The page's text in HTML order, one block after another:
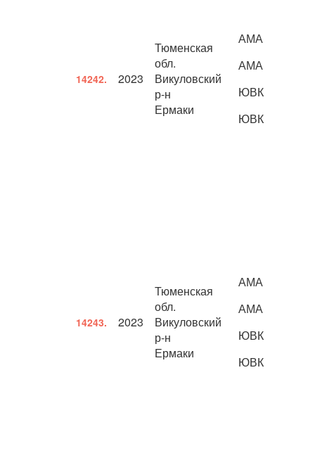
14242. 2023
Тюменская
обл.
Викуловский
р-н
Ермаки
АМА
АМА
ЮВК
ЮВК
14243. 2023
Тюменская
обл.
Викуловский
р-н
Ермаки
АМА
АМА
ЮВК
ЮВК